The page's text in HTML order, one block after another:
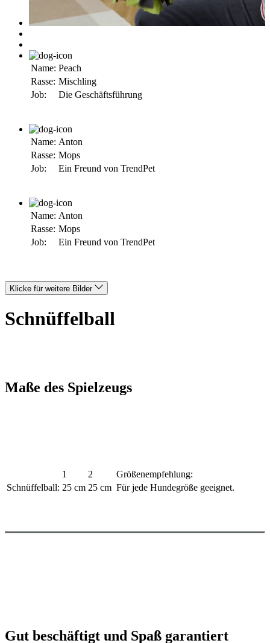
Name: Peach
Rasse: Mischling
Job:
Die Geschäftsführung
Name: Anton
Rasse: Mops
Job:
Ein Freund von TrendPet
Name: Anton
Rasse: Mops
Job:
Ein Freund von TrendPet
Klicke für weitere Bilder
Schnüffelball
Maße des Spielzeugs
1 2
Größenempfehlung:
Schnüffelball: 25 cm 25 cm Für jede Hundegröße geeignet.
Gut beschäftigt und Spaß garantiert